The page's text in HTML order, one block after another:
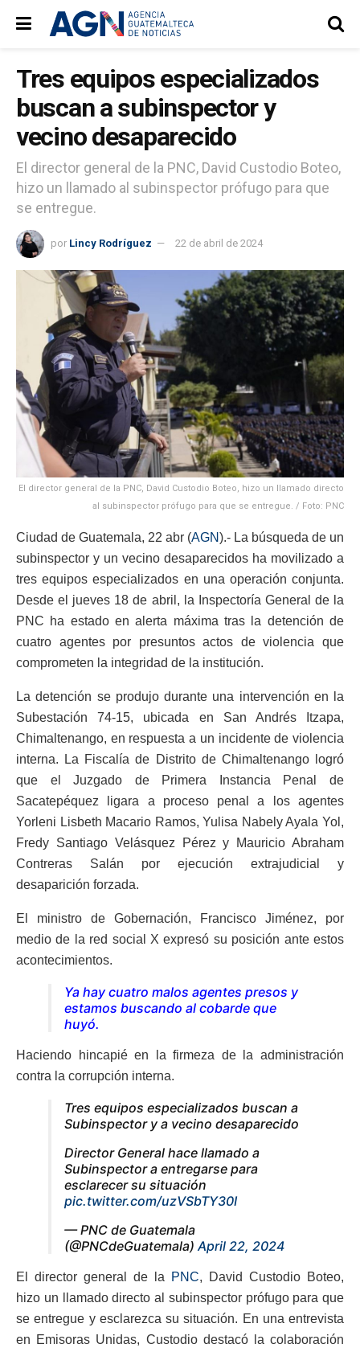
Tres equipos especializados
buscan a subinspector y
vecino desaparecido
El director general de la PNC, David Custodio Boteo,
hizo un llamado al subinspector prófugo para que
se entregue.
por Lincy Rodríguez 22 de abril de 2024
El director general de la PNC, David Custodio Boteo, hizo un llamado directo
al subinspector prófugo para que se entregue. / Foto: PNC
Ciudad de Guatemala, 22 abr (AGN).- La búsqueda de un
subinspector y un vecino desaparecidos ha movilizado a
tres equipos especializados en una operación conjunta.
Desde el jueves 18 de abril, la Inspectoría General de la
PNC ha estado en alerta máxima tras la detención de
cuatro agentes por presuntos actos de violencia que
comprometen la integridad de la institución.
La detención se produjo durante una intervención en la
Subestación 74-15, ubicada en San Andrés Itzapa,
Chimaltenango, en respuesta a un incidente de violencia
interna. La Fiscalía de Distrito de Chimaltenango logró
que el Juzgado de Primera Instancia Penal de
Sacatepéquez ligara a proceso penal a los agentes
Yorleni Lisbeth Macario Ramos, Yulisa Nabely Ayala Yol,
Fredy Santiago Velásquez Pérez y Mauricio Abraham
Contreras Salán por ejecución extrajudicial y
desaparición forzada.
El ministro de Gobernación, Francisco Jiménez, por
medio de la red social X expresó su posición ante estos
acontecimientos.
Ya hay cuatro malos agentes presos y
estamos buscando al cobarde que
huyó.
Haciendo hincapié en la firmeza de la administración
contra la corrupción interna.
Tres equipos especializados buscan a
Subinspector y a vecino desaparecido
Director General hace llamado a
Subinspector a entregarse para
esclarecer su situación
pic.twitter.com/uzVSbTY30I
— PNC de Guatemala
(@PNCdeGuatemala) April 22, 2024
El director general de la PNC, David Custodio Boteo,
hizo un llamado directo al subinspector prófugo para que
se entregue y esclarezca su situación. En una entrevista
en Emisoras Unidas, Custodio destacó la colaboración